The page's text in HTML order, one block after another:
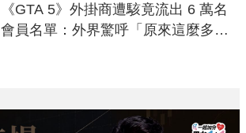
《GTA 5》外掛商遭駭竟流出 6 萬名
會員名單：外界驚呼「原來這麼多人